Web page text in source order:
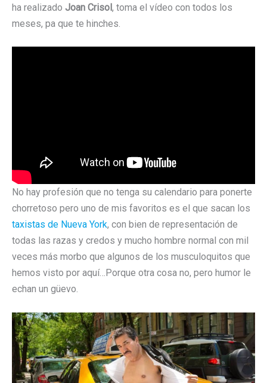
ha realizado Joan Crisol, toma el vídeo con todos los
meses, pa que te hinches.
No hay profesión que no tenga su calendario para ponerte
chorretoso pero uno de mis favoritos es el que sacan los
taxistas de Nueva York, con bien de representación de
todas las razas y credos y mucho hombre normal con mil
veces más morbo que algunos de los musculoquitos que
hemos visto por aquí…Porque otra cosa no, pero humor le
echan un güevo.